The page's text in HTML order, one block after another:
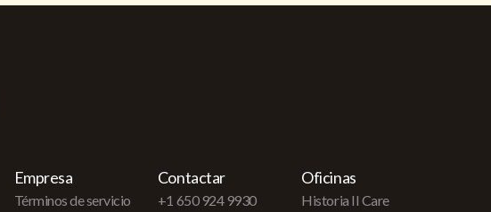
Empresa
Términos de servicio
Contactar
+1 650 924 9930
Oficinas
Historia II Care